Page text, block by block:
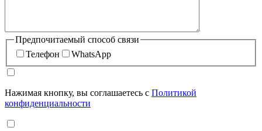
Предпочитаемый способ связи
Телефон
WhatsApp
Нажимая кнопку, вы соглашаетесь с Политикой
конфиденциальности